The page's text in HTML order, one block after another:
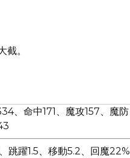
。
、命中171、魔攻157、魔防
跳躍1.5、移動5.2、回魔22%